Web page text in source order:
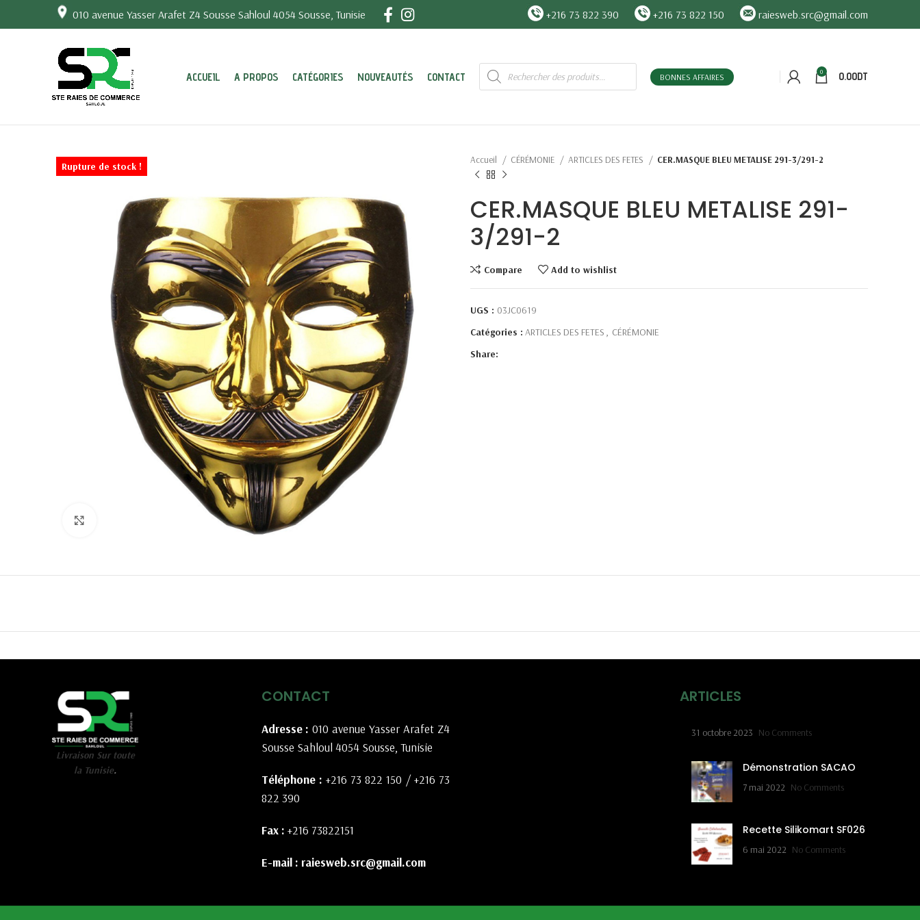
010 avenue Yasser Arafet Z4 Sousse Sahloul 4054 Sousse, Tunisie +216 73 822 390 +216 73 822 150 raiesweb.src@gmail.com
ACCUEIL A PROPOS CATÉGORIES NOUVEAUTÉS CONTACT
Recherche
de
produits
BONNES AFFAIRES
0 0.00DT
Rupture de stock !
Accueil CÉRÉMONIE ARTICLES DES FETES CER.MASQUE BLEU METALISE 291-3/291-2
CER.MASQUE BLEU METALISE 291-
3/291-2
Compare Add to wishlist
UGS : 03JC0619
Catégories : ARTICLES DES FETES , CÉRÉMONIE
Share:
Livraison Sur toute
la Tunisie.
CONTACT
Adresse : 010 avenue Yasser Arafet Z4
Sousse Sahloul 4054 Sousse, Tunisie
Téléphone : +216 73 822 150 /+216 73
822 390
Fax : +216 73822151
E-mail : raiesweb.src@gmail.com
ARTICLES
31 octobre 2023 No Comments
Démonstration SACAO
7 mai 2022 No Comments
Recette Silikomart SF026
6 mai 2022 No Comments